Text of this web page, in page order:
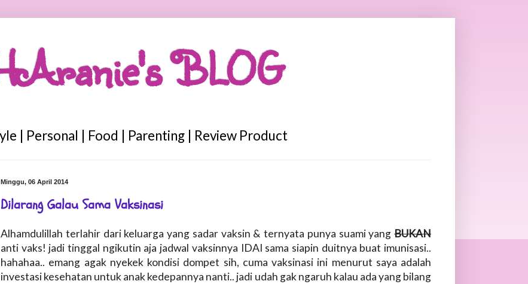
BLOG
| Personal | Food | Parenting | Review Product
Minggu, 06 April 2014
Dilarang Galau Sama Vaksinasi
Alhamdulillah terlahir dari keluarga yang sadar vaksin & ternyata punya suami yang BUKAN
anti vaks! jadi tinggal ngikutin aja jadwal vaksinnya IDAI sama siapin duitnya buat imunisasi..
hahahaa.. emang agak nyekek kondisi dompet sih, cuma vaksinasi ini menurut saya adalah
investasi kesehatan untuk anak kedepannya nanti.. jadi udah gak ngaruh kalau ada yang bilang